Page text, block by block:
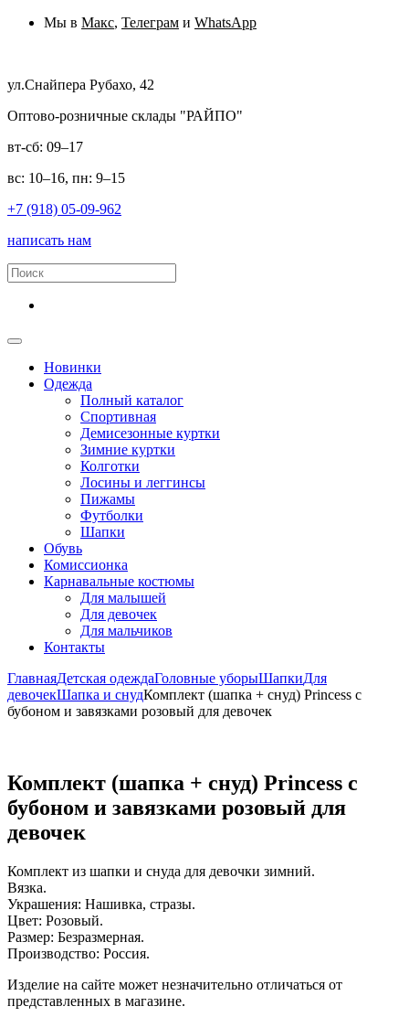
Мы в Макс, Телеграм и WhatsApp
ул.Снайпера Рубахо, 42
Оптово-розничные склады "РАЙПО"
вт-сб: 09–17
вс: 10–16, пн: 9–15
+7 (918) 05-09-962
написать нам
Новинки
Одежда
Полный каталог
Спортивная
Демисезонные куртки
Зимние куртки
Колготки
Лосины и леггинсы
Пижамы
Футболки
Шапки
Обувь
Комиссионка
Карнавальные костюмы
Для малышей
Для девочек
Для мальчиков
Контакты
ГлавнаяДетская одеждаГоловные уборыШапкиДля
девочекШапка и снудКомплект (шапка + снуд) Princess с
бубоном и завязками розовый для девочек
Комплект (шапка + снуд) Princess с
бубоном и завязками розовый для
девочек
Комплект из шапки и снуда для девочки зимний.
Вязка.
Украшения: Нашивка, стразы.
Цвет: Розовый.
Размер: Безразмерная.
Производство: Россия.
Изделие на сайте может незначительно отличаться от
представленных в магазине.